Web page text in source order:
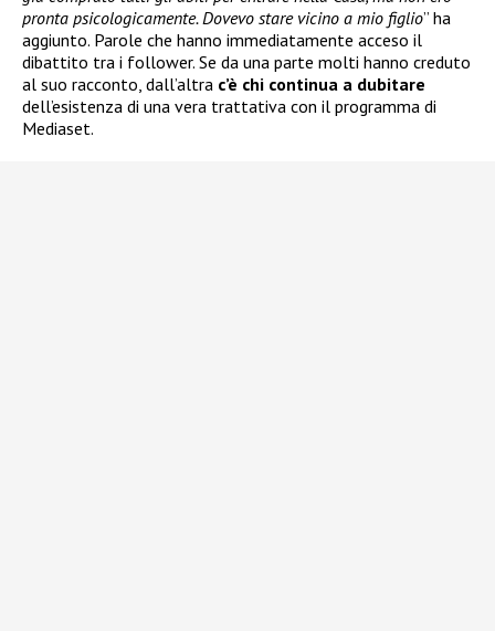
pronta psicologicamente. Dovevo stare vicino a mio figlio” ha
aggiunto. Parole che hanno immediatamente acceso il
dibattito tra i follower. Se da una parte molti hanno creduto
al suo racconto, dall’altra c’è chi continua a dubitare
dell’esistenza di una vera trattativa con il programma di
Mediaset.